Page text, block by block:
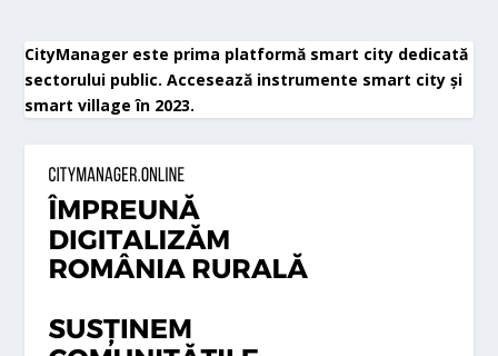
CityManager este prima platformă smart city dedicată
sectorului public. Accesează instrumente smart city și
smart village în 2023.